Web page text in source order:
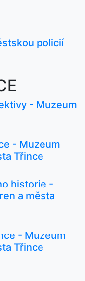
policií
- Muzeum
- Muzeum
Třince
historie -
a města
- Muzeum
Třince